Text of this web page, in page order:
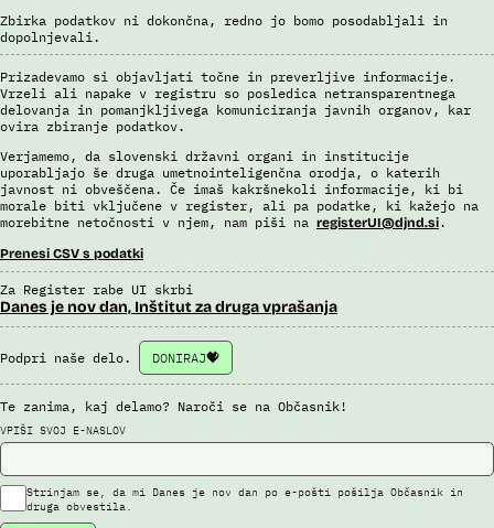
Zbirka podatkov ni dokončna, redno jo bomo posodabljali in
dopolnjevali.
Prizadevamo si objavljati točne in preverljive informacije.
Vrzeli ali napake v registru so posledica netransparentnega
delovanja in pomanjkljivega komuniciranja javnih organov, kar
ovira zbiranje podatkov.
Verjamemo, da slovenski državni organi in institucije
uporabljajo še druga umetnointeligenčna orodja, o katerih
javnost ni obveščena. Če imaš kakršnekoli informacije, ki bi
morale biti vključene v register, ali pa podatke, ki kažejo na
morebitne netočnosti v njem, nam piši na registerUI@djnd.si.
Prenesi CSV s podatki
Za Register rabe UI skrbi
Danes je nov dan, Inštitut za druga vprašanja
Podpri naše delo. DONIRAJ
Te zanima, kaj delamo? Naroči se na Občasnik!
VPIŠI SVOJ E-NASLOV
Strinjam se, da mi Danes je nov dan po e-pošti pošilja Občasnik in
druga obvestila.